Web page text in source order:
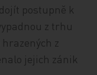
postupně k
z trhu
z
jejich zánik